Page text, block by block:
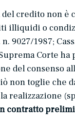
credito non è
illiquidi o
9027/1987;
Corte
del consenso
non toglie che
contratto